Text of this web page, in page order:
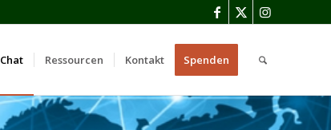
Chat Ressourcen Kontakt Spenden